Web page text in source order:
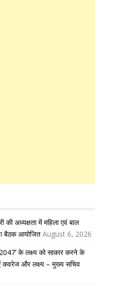
की अध्यक्षता में महिला एवं बाल
बैठक आयोजित August 6, 2026
के लक्ष्य को साकार करने के
कवरेज और लक्ष्य – मुख्य सचिव